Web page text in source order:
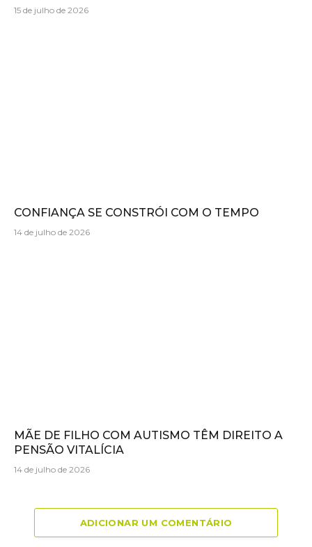
15 de julho de 2026
CONFIANÇA SE CONSTRÓI COM O TEMPO
14 de julho de 2026
MÃE DE FILHO COM AUTISMO TÊM DIREITO A
PENSÃO VITALÍCIA
14 de julho de 2026
ADICIONAR UM COMENTÁRIO